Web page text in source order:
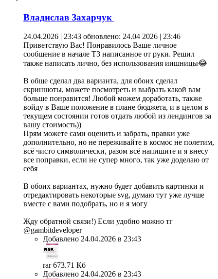
Владислав Захарчук
24.04.2026 | 23:43 обновлено: 24.04 2026 | 23:46
Приветствую Вас! Понравилось Ваше личное
сообщение в начале ТЗ написанное от руки. Решил
также написать лично, без использования иишницы😂
В обще сделал два варианта, для обоих сделал
скриншоты, можете посмотреть и выбрать какой вам
больше понравится! Любой можем доработать, также
войду в Ваше положение в плане бюджета, и в целом в
текущем состоянии готов отдать любой из лендингов за
вашу стоимость))
Прям можете сами оценить и забрать, правки уже
дополнительно, но не переживайте в космос не полетим,
всё чисто символически, разом всё напишите и я внесу
все поправки, если не супер много, так уже доделаю от
себя
В обоих вариантах, нужно будет добавить картинки и
отредактировать некоторые svg, думаю тут уже лучше
вместе с вами подобрать, но и я могу
Жду обратной связи!) Если удобно можно тг
@gambitdeveloper
Добавлено 24.04.2026 в 23:43
rar 673.71 Кб
Добавлено 24.04.2026 в 23:43